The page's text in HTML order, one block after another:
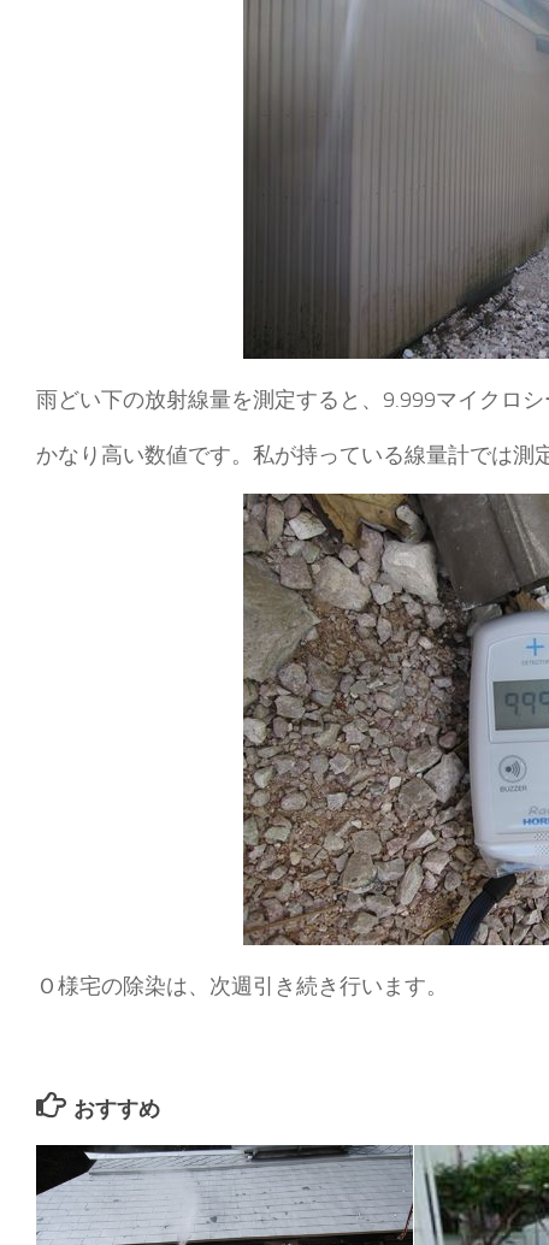
雨どい下の放射線量を測定すると、9.999マイクロシ
かなり高い数値です。私が持っている線量計では測
Ｏ様宅の除染は、次週引き続き行います。
おすすめ